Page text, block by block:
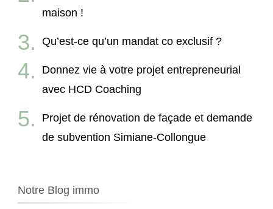
maison !
Qu’est-ce qu’un mandat co exclusif ?
Donnez vie à votre projet entrepreneurial
avec HCD Coaching
Projet de rénovation de façade et demande
de subvention Simiane-Collongue
Notre Blog immo